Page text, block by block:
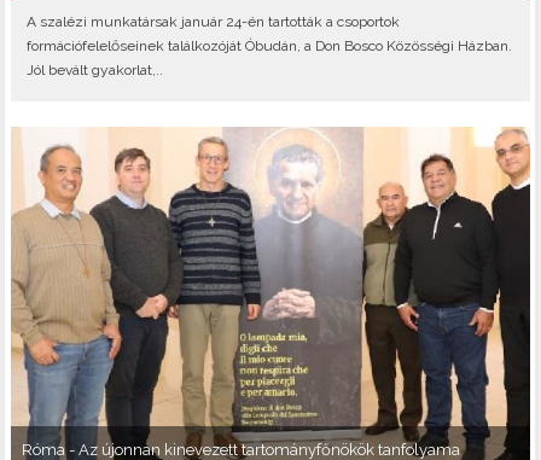
A szalézi munkatársak január 24-én tartották a csoportok
formációfelelőseinek találkozóját Óbudán, a Don Bosco Közösségi Házban.
Jól bevált gyakorlat,..
Róma - Az újonnan kinevezett tartományfőnökök tanfolyama